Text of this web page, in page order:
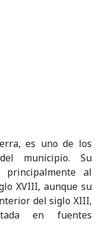
es uno de los
municipio. Su
principalmente al
XVIII, aunque su
del siglo XIII,
en fuentes